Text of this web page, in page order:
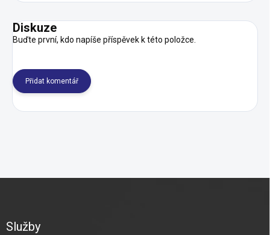
Diskuze
Buďte první, kdo napíše příspěvek k této položce.
Přidat komentář
Služby